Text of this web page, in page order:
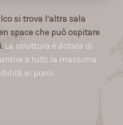
si trova l’altra sala
space che può ospitare
La struttura è dotata di
a tutti la massima
ai piani.